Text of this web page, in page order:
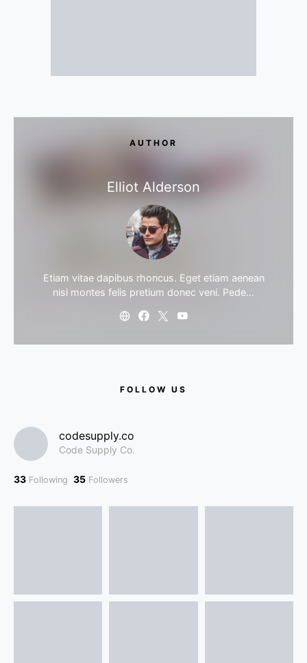
AUTHOR
Elliot Alderson
Etiam vitae dapibus rhoncus. Eget etiam aenean
nisi montes felis pretium donec veni. Pede…
FOLLOW US
codesupply.co
Code Supply Co.
33 Following 35 Followers